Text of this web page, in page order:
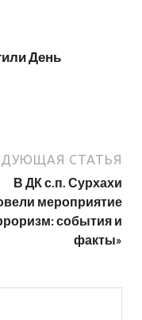
День
СТАТЬЯ
В ДК с.п. Сурхахи
мероприятие
события и
факты»